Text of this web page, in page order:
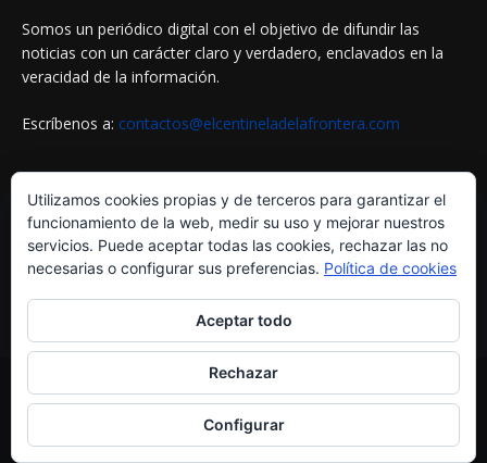
Somos un periódico digital con el objetivo de difundir las
noticias con un carácter claro y verdadero, enclavados en la
veracidad de la información.
Escríbenos a: contactos@elcentineladelafrontera.com
SIGUENOS EN
© ELCENTINELADELAFRONTERA.COM byMultiServicios Helena
Aviso Legal
Política de Cookies
Política de Privacidad
Contactos
Utilizamos cookies propias y de terceros para garantizar el
funcionamiento de la web, medir su uso y mejorar nuestros
servicios. Puede aceptar todas las cookies, rechazar las no
necesarias o configurar sus preferencias. Política de cookies
Aceptar todo
Rechazar
Configurar